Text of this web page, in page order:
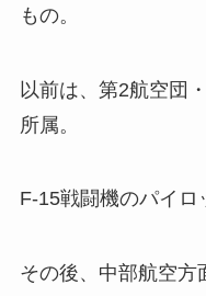
もの。
以前は、第2航空団
所属。
F-15戦闘機のパイロ
その後、中部航空方